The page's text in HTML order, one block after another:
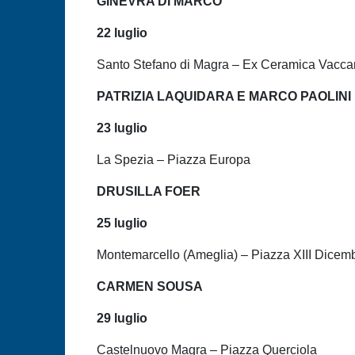
22 luglio
Santo Stefano di Magra – Ex Ceramica
PATRIZIA LAQUIDARA E MARCO PAOLINI
23 luglio
La Spezia – Piazza Europa
DRUSILLA FOER
25 luglio
Montemarcello (Ameglia) – Piazza XIII
CARMEN SOUSA
29 luglio
Castelnuovo Magra – Piazza Querciola